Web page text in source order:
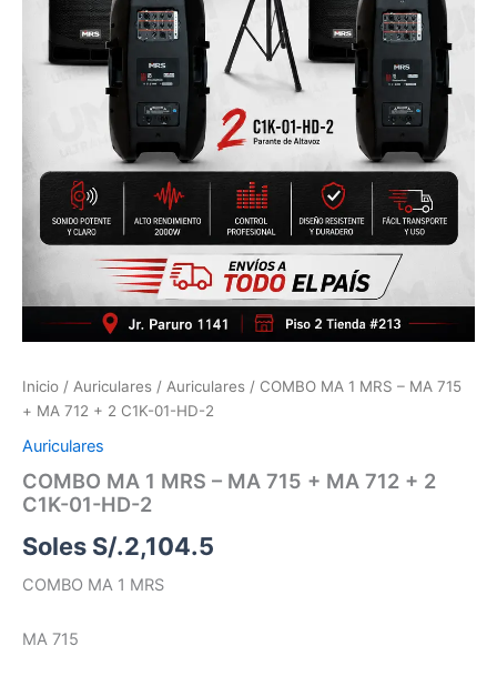
Inicio / Auriculares / Auriculares / COMBO MA 1 MRS – MA 715
+ MA 712 + 2 C1K-01-HD-2
Auriculares
COMBO MA 1 MRS – MA 715 + MA 712 + 2
C1K-01-HD-2
Soles S/.2,104.5
COMBO MA 1 MRS
MA 715
cantidad